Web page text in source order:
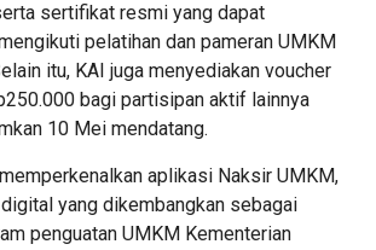
sertifikat resmi yang dapat
pelatihan dan pameran UMKM
itu, KAI juga menyediakan voucher
bagi partisipan aktif lainnya
10 Mei mendatang.
aplikasi Naksir UMKM,
yang dikembangkan sebagai
penguatan UMKM Kementerian